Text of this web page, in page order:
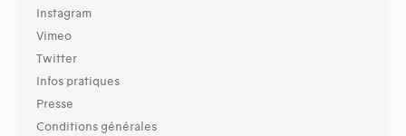
Instagram
Vimeo
Twitter
Infos pratiques
Presse
Conditions générales